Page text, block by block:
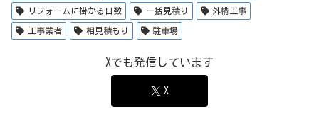
リフォームに掛かる日数 一括見積り 外構工事
工事業者 相見積もり 駐車場
Xでも発信しています
X